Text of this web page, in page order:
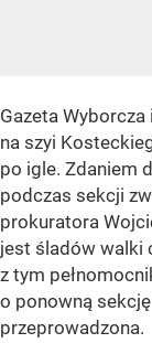
Gazeta
na szyi
po igle. Zdaniem
podczas sekcji
prokuratora
jest śladów walki
z tym
o ponowną
przeprowadzona.